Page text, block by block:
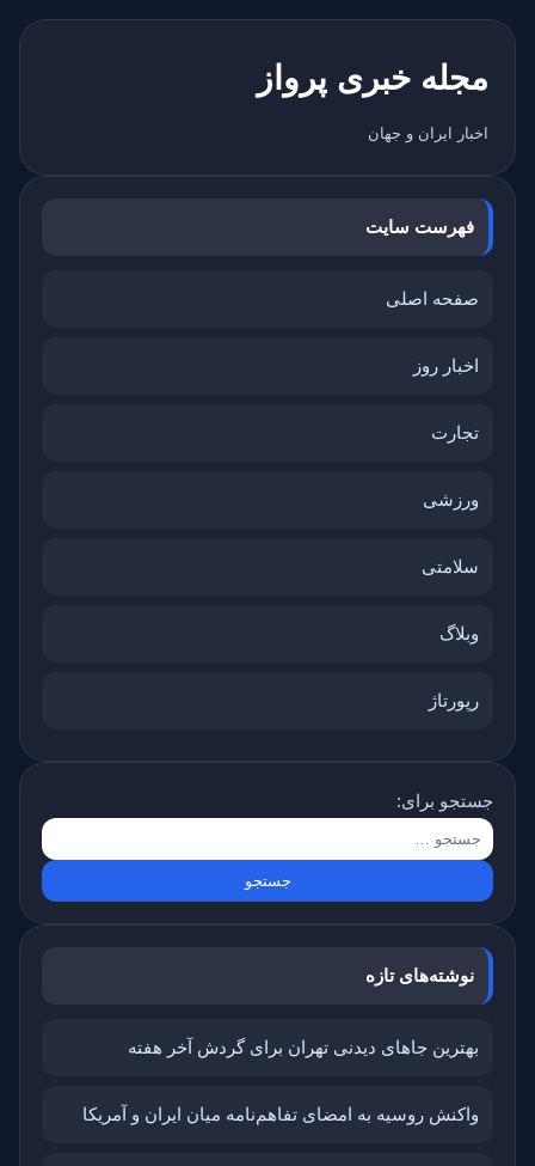
مجله خبری پرواز
اخبار ایران و جهان
فهرست سایت
صفحه اصلی
اخبار روز
تجارت
ورزشی
سلامتی
وبلاگ
رپورتاژ
جستجو برای:
نوشته‌های تازه
بهترین جاهای دیدنی تهران برای گردش آخر هفته
واکنش روسیه به امضای تفاهم‌نامه میان ایران و آمریکا